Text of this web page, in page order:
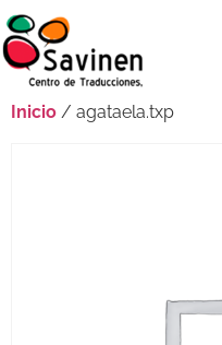
Inicio / agataela.txp